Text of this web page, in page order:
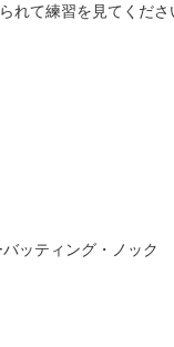
れて練習を見てくだ
ッティング・ノック